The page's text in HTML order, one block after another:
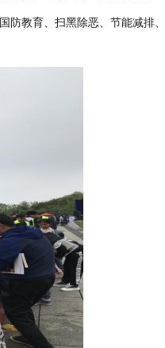
国防教育、扫黑除恶、节能减排、